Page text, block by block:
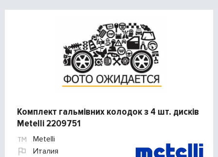
Комплект гальмівних колодок з 4 шт. дисків
Metelli 2209751
Metelli
Италия